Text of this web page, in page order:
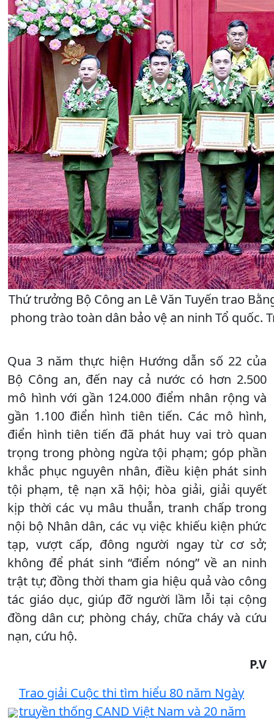
Thứ trưởng Bộ Công an Lê Văn Tuyến trao
phong trào toàn dân bảo vệ an ninh Tổ quốc.
Qua 3 năm thực hiện Hướng dẫn số 22 của
Bộ Công an, đến nay cả nước có hơn 2.500
mô hình với gần 124.000 điểm nhân rộng và
gần 1.100 điển hình tiên tiến. Các mô hình,
điển hình tiên tiến đã phát huy vai trò quan
trọng trong phòng ngừa tội phạm; góp phần
khắc phục nguyên nhân, điều kiện phát sinh
tội phạm, tệ nạn xã hội; hòa giải, giải quyết
kịp thời các vụ mâu thuẫn, tranh chấp trong
nội bộ Nhân dân, các vụ việc khiếu kiện phức
tạp, vượt cấp, đông người ngay từ cơ sở;
không để phát sinh “điểm nóng” về an ninh
trật tự; đồng thời tham gia hiệu quả vào công
tác giáo dục, giúp đỡ người lầm lỗi tại cộng
đồng dân cư; phòng cháy, chữa cháy và cứu
nạn, cứu hộ.
P.V
Trao giải Cuộc thi tìm hiểu 80 năm Ngày
truyền thống CAND Việt Nam và 20 năm